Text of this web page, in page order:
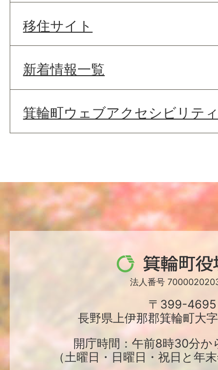
移住サイト
新着情報一覧
箕輪町ウェブアクセシビリテ
箕
輪
役
場
法人番号
〒399-4695
長野県上伊那郡箕輪町大
開庁時間：午前8時30分か
（土曜日・日曜日・祝日と年